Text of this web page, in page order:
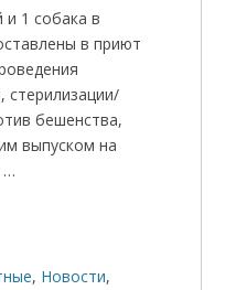
и 1 собака в
в приют
стерилизации/
бешенства,
выпуском на
…
, Новости,